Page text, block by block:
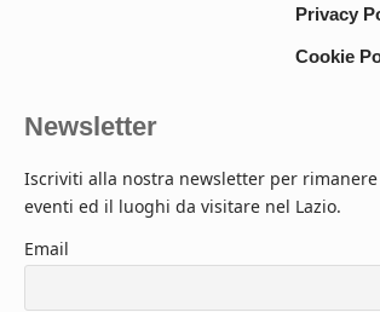
Privacy
Cookie
Newsletter
Iscriviti alla nostra newsletter per
eventi ed il luoghi da visitare nel Lazio.
Email